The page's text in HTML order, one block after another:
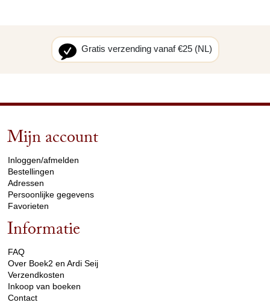
Gratis verzending vanaf €25 (NL)
Mijn account
Inloggen/afmelden
Bestellingen
Adressen
Persoonlijke gegevens
Favorieten
Informatie
FAQ
Over Boek2 en Ardi Seij
Verzendkosten
Inkoop van boeken
Contact